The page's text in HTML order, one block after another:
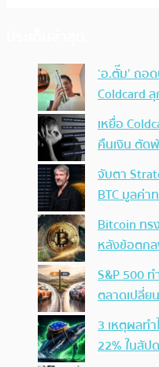
‘อ.ตั๊ม’ ถอ
Coldcard
เหยื่อ
คืนเงิน ตัด
จับตา
BTC มูลค่า
Bitcoin ทร
หลังข้อตก
S&P 500
ตลาดเปลี่ย
3 เหตุผลท
22% ในสัป